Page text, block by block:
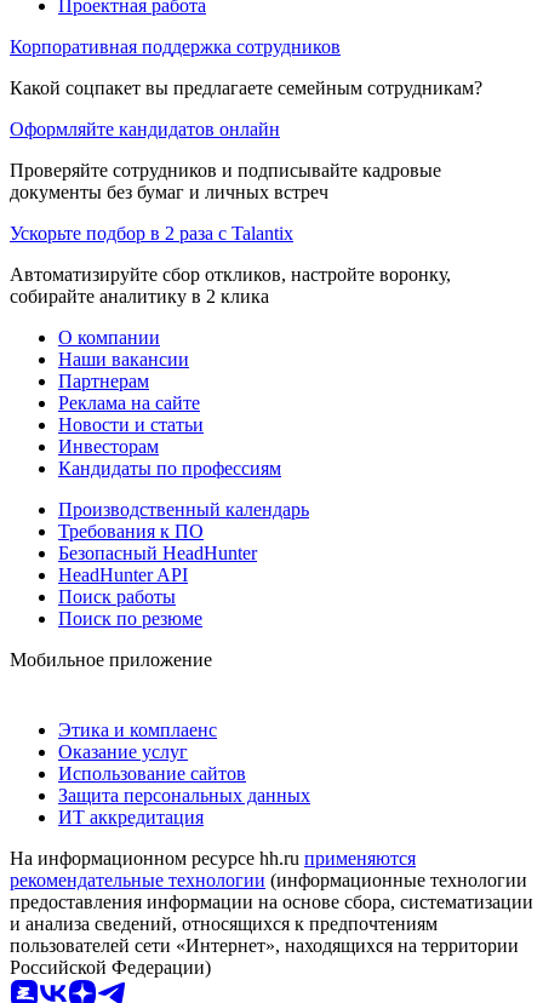
Проектная работа
Корпоративная поддержка сотрудников
Какой соцпакет вы предлагаете семейным сотрудникам?
Оформляйте кандидатов онлайн
Проверяйте сотрудников и подписывайте кадровые
документы без бумаг и личных встреч
Ускорьте подбор в 2 раза с Talantix
Автоматизируйте сбор откликов, настройте воронку,
собирайте аналитику в 2 клика
О компании
Наши вакансии
Партнерам
Реклама на сайте
Новости и статьи
Инвесторам
Кандидаты по профессиям
Производственный календарь
Требования к ПО
Безопасный HeadHunter
HeadHunter API
Поиск работы
Поиск по резюме
Мобильное приложение
Этика и комплаенс
Оказание услуг
Использование сайтов
Защита персональных данных
ИТ аккредитация
На информационном ресурсе hh.ru применяются
рекомендательные технологии (информационные технологии
предоставления информации на основе сбора, систематизации
и анализа сведений, относящихся к предпочтениям
пользователей сети «Интернет», находящихся на территории
Российской Федерации)